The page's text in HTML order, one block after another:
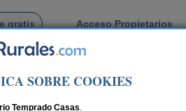
gratis Acceso Propietarios
SOBRE COOKIES
Temprado Casas.